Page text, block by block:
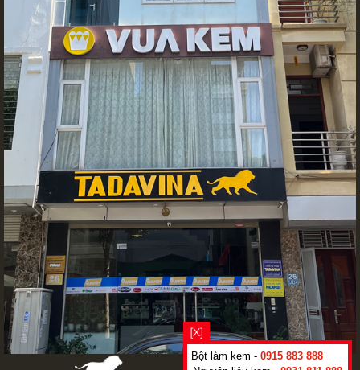
[X]
Bột làm kem - 0915 883 888